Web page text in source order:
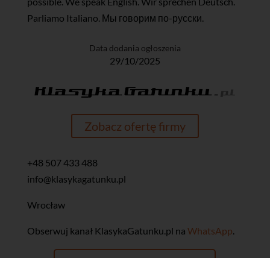
Parliamo Italiano. Мы говорим по-русски.
Data dodania ogłoszenia
29/10/2025
Zobacz ofertę firmy
+48 507 433 488
info@klasykagatunku.pl
Wrocław
‎Obserwuj kanał KlasykaGatunku.pl na WhatsApp